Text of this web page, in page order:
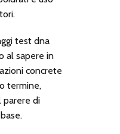
test dna
al sapere in
concrete
termine,
parere di